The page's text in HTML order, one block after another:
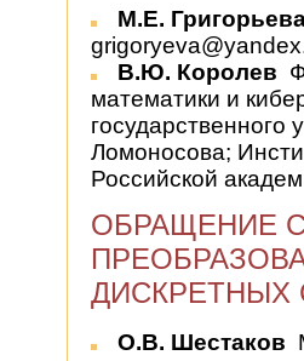
М.Е.
В.Ю. Королев
математики и
Ломоносова;
Российской
ОБРАЩЕНИЕ
ДИСКРЕТНЫХ
О.В. Шестаков